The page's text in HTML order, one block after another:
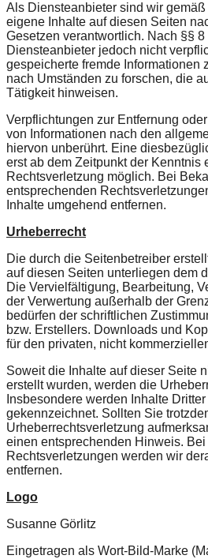
Als Diensteanbieter sind wir gemäß
eigene Inhalte auf diesen Seiten
Gesetzen verantwortlich. Nach §§
Diensteanbieter jedoch nicht
gespeicherte fremde Informationen
nach Umständen zu forschen, die
Tätigkeit hinweisen.
Verpflichtungen zur Entfernung
von Informationen nach den
hiervon unberührt. Eine
erst ab dem Zeitpunkt der Kenntnis
Rechtsverletzung möglich. Bei
entsprechenden
Inhalte umgehend entfernen.
Urheberrecht
Die durch die Seitenbetreiber
auf diesen Seiten unterliegen dem
Die Vervielfältigung, Bearbeitung,
der Verwertung außerhalb der
bedürfen der schriftlichen
bzw. Erstellers. Downloads und
für den privaten, nicht
Soweit die Inhalte auf dieser Seite
erstellt wurden, werden die
Insbesondere werden Inhalte
gekennzeichnet. Sollten Sie
Urheberrechtsverletzung
einen entsprechenden Hinweis.
Rechtsverletzungen werden wir
entfernen.
Logo
Susanne Görlitz
Eingetragen als Wort-Bild-Marke